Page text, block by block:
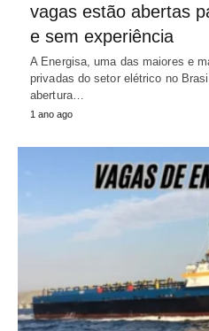
vagas estão abertas
e sem experiência
A Energisa, uma das maiores e
privadas do setor elétrico no
abertura…
1 ano ago